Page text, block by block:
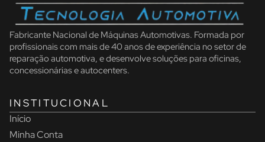
Fabricante Nacional de Máquinas Automotivas. Formada por
profissionais com mais de 40 anos de experiência no setor de
reparação automotiva, e desenvolve soluções para oficinas,
concessionárias e autocenters.
INSTITUCIONAL
Início
Minha Conta